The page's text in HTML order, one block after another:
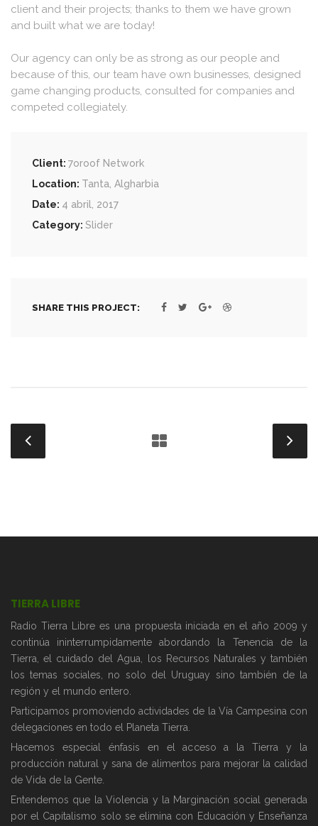
client and their projects; thanks to them we have grown
and built what we are today!
Our agency can only be as strong as our people and
because of this, our team have own businesses, designed
game changing products, consulted for companies and
competed collegiately.
Client: 7oroof Network
Location: Tanta, Algharbia
Date: 4 abril, 2017
Category: Slider
SHARE THIS PROJECT:
TIERRA LIBRE
Radio Tierra Libre es una propuesta iniciada en el año 2009 y
continúa ininterrumpidamente abordando la Tenencia de la
Tierra, el cuidado del Agua, los Recursos Naturales y también
los temas sociales, no solo del Uruguay sino también de la
región y el mundo entero.
Participamos promoviendo actividades de la Vía Campesina con
delegaciones en todo el Planeta Tierra.
Hacemos especial énfasis en el acceso a la Tierra y la
producción natural y sana de alimentos para mejorar la calidad
de Vida de la Gente.
Entendemos que la Violencia y la Marginación social generada
por el Capitalismo solo se elimina con Educación y Enseñanza